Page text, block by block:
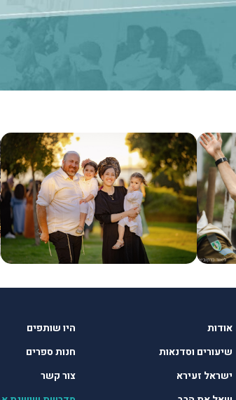
אודות
שיעורים וסדנאות
ישראל זעירא
היו שותפים
חנות ספרים
צור קשר